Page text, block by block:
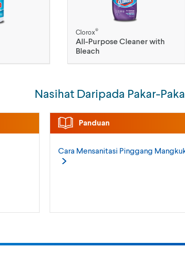
Clorox®
All-Purpose Cleaner with
Bleach
Nasihat Daripada Pakar-
Panduan
Cara Mensanitasi Pinggang